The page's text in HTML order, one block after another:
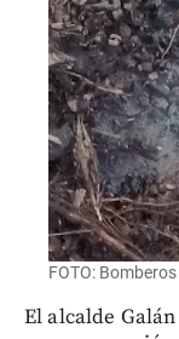
FOTO:
El alcalde